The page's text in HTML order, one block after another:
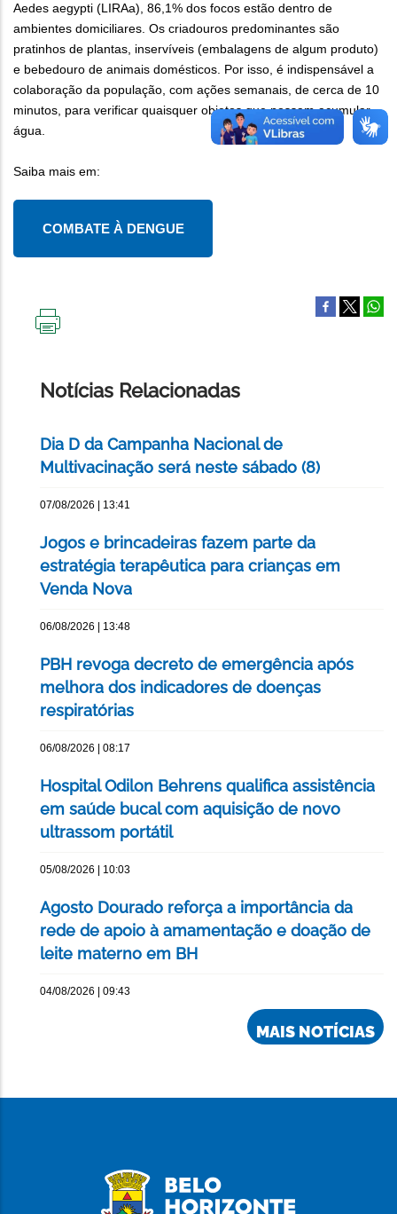
Aedes aegypti (LIRAa), 86,1% dos focos estão dentro de
ambientes domiciliares. Os criadouros predominantes são
pratinhos de plantas, inservíveis (embalagens de algum produto)
e bebedouro de animais domésticos. Por isso, é indispensável a
colaboração da população, com ações semanais, de cerca de 10
minutos, para verificar quaisquer objetos que possam acumular
água.
Saiba mais em:
COMBATE À DENGUE
Notícias Relacionadas
Dia D da Campanha Nacional de
Multivacinação será neste sábado (8)
07/08/2026 | 13:41
Jogos e brincadeiras fazem parte da
estratégia terapêutica para crianças em
Venda Nova
06/08/2026 | 13:48
PBH revoga decreto de emergência após
melhora dos indicadores de doenças
respiratórias
06/08/2026 | 08:17
Hospital Odilon Behrens qualifica assistência
em saúde bucal com aquisição de novo
ultrassom portátil
05/08/2026 | 10:03
Agosto Dourado reforça a importância da
rede de apoio à amamentação e doação de
leite materno em BH
04/08/2026 | 09:43
MAIS NOTÍCIAS